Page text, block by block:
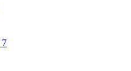
7